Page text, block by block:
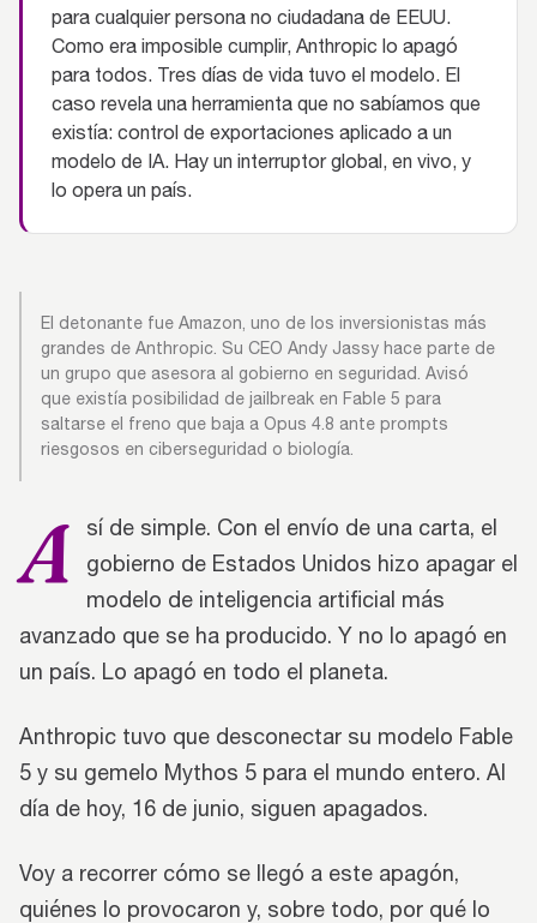
para cualquier persona no ciudadana de EEUU.
Como era imposible cumplir, Anthropic lo apagó
para todos. Tres días de vida tuvo el modelo. El
caso revela una herramienta que no sabíamos que
existía: control de exportaciones aplicado a un
modelo de IA. Hay un interruptor global, en vivo, y
lo opera un país.
El detonante fue Amazon, uno de los inversionistas más
grandes de Anthropic. Su CEO Andy Jassy hace parte de
un grupo que asesora al gobierno en seguridad. Avisó
que existía posibilidad de jailbreak en Fable 5 para
saltarse el freno que baja a Opus 4.8 ante prompts
riesgosos en ciberseguridad o biología.
A
sí de simple. Con el envío de una carta, el
gobierno de Estados Unidos hizo apagar el
modelo de inteligencia artificial más
avanzado que se ha producido. Y no lo apagó en
un país. Lo apagó en todo el planeta.
Anthropic tuvo que desconectar su modelo Fable
5 y su gemelo Mythos 5 para el mundo entero. Al
día de hoy, 16 de junio, siguen apagados.
Voy a recorrer cómo se llegó a este apagón,
quiénes lo provocaron y, sobre todo, por qué lo